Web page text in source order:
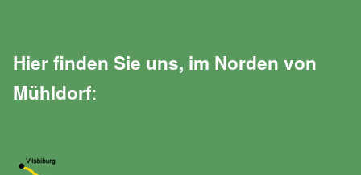
Hier finden Sie uns, im Norden von
Mühldorf: